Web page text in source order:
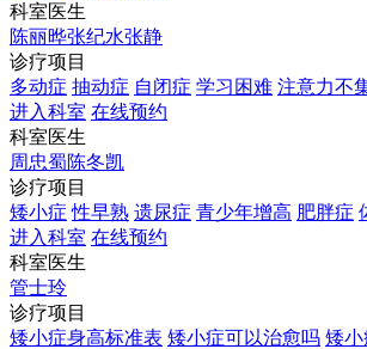
科室医生
陈丽晔张纪水张静
诊疗项目
多动症 抽动症 自闭症 学习困难 注意力不
进入科室 在线预约
科室医生
周忠蜀陈冬凯
诊疗项目
矮小症 性早熟 遗尿症 青少年增高 肥胖症
进入科室 在线预约
科室医生
管士玲
诊疗项目
矮小症身高标准表 矮小症可以治愈吗 矮小